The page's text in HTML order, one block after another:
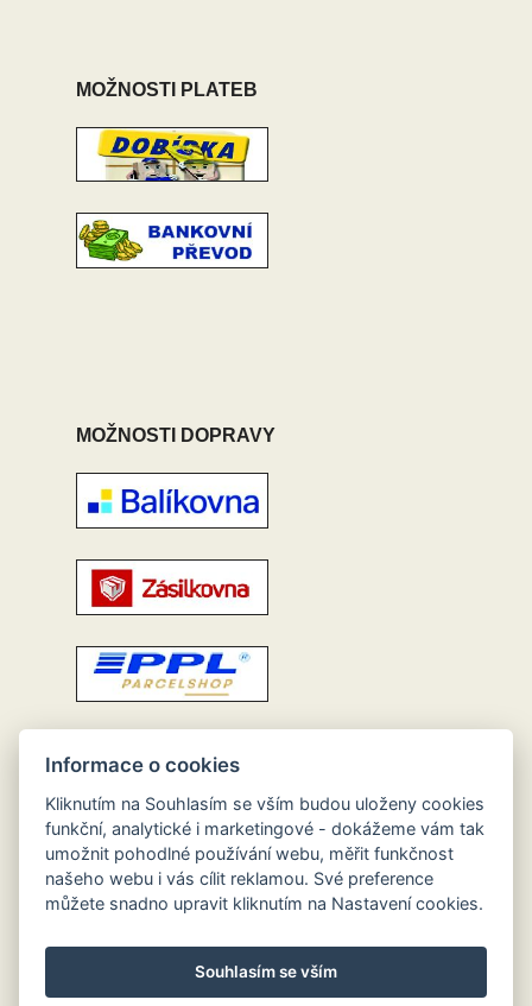
MOŽNOSTI PLATEB
MOŽNOSTI DOPRAVY
Informace o cookies
Kliknutím na Souhlasím se vším budou uloženy cookies
funkční, analytické i marketingové - dokážeme vám tak
umožnit pohodlné používání webu, měřit funkčnost
našeho webu i vás cílit reklamou. Své preference
můžete snadno upravit kliknutím na Nastavení cookies.
Souhlasím se vším